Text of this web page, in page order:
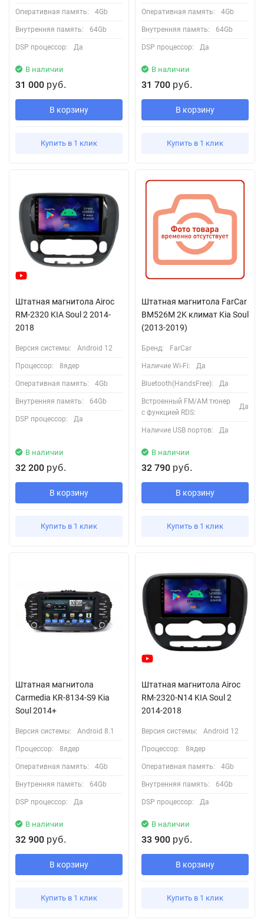
Оперативная память: 4Gb
Внутренняя память: 64Gb
DSP процессор: Да
В наличии
31 000 руб.
В корзину
Купить в 1 клик
Оперативная память: 4Gb
Внутренняя память: 64Gb
DSP процессор: Да
В наличии
31 700 руб.
В корзину
Купить в 1 клик
Штатная магнитола Airoc
RM-2320 KIA Soul 2 2014-
2018
Версия системы: Android 12
Процессор: 8ядер
Оперативная память: 4Gb
Внутренняя память: 64Gb
DSP процессор: Да
В наличии
32 200 руб.
В корзину
Купить в 1 клик
Штатная магнитола FarCar
BM526M 2K климат Kia Soul
(2013-2019)
Бренд: FarCar
Наличие Wi-Fi: Да
Bluetooth(HandsFree): Да
Встроенный FM/AM тюнер
с функцией RDS:
Да
Наличие USB портов: Да
В наличии
32 790 руб.
В корзину
Купить в 1 клик
Штатная магнитола
Carmedia KR-8134-S9 Kia
Soul 2014+
Версия системы: Android 8.1
Процессор: 8ядер
Оперативная память: 4Gb
Внутренняя память: 64Gb
DSP процессор: Да
В наличии
32 900 руб.
В корзину
Купить в 1 клик
Штатная магнитола Airoc
RM-2320-N14 KIA Soul 2
2014-2018
Версия системы: Android 12
Процессор: 8ядер
Оперативная память: 4Gb
Внутренняя память: 64Gb
DSP процессор: Да
В наличии
33 900 руб.
В корзину
Купить в 1 клик